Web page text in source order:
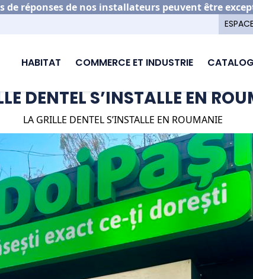
de réponses de nos installateurs peuvent être
HABITAT COMMERCE ET INDUSTRIE
DENTEL S’INSTALLE EN ROUMANIE
DENTEL S’INSTALLE EN
LA GRILLE DENTEL S’INSTALLE EN ROUMANIE